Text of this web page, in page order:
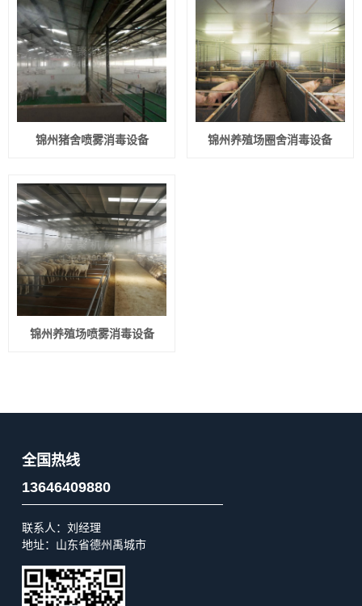
锦州猪舍喷雾消毒设备 锦州养殖场圈舍消毒设备
锦州养殖场喷雾消毒设备
全国热线
13646409880
联系人：刘经理
地址：山东省德州禹城市